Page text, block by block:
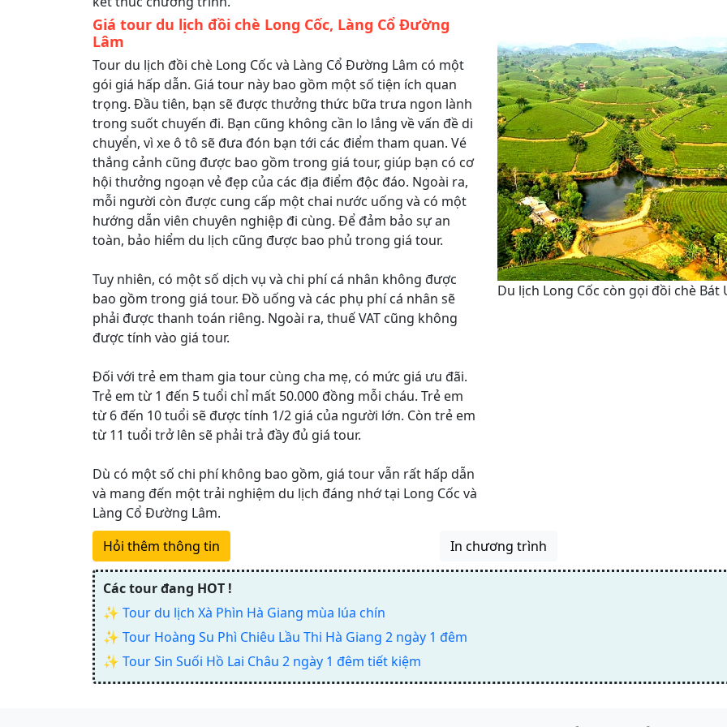
Giá tour du lịch đồi chè Long Cốc, Làng Cổ Đường
Lâm
Tour du lịch đồi chè Long Cốc và Làng Cổ Đường Lâm có một
gói giá hấp dẫn. Giá tour này bao gồm một số tiện ích quan
trọng. Đầu tiên, bạn sẽ được thưởng thức bữa trưa ngon lành
trong suốt chuyến đi. Bạn cũng không cần lo lắng về vấn đề di
chuyển, vì xe ô tô sẽ đưa đón bạn tới các điểm tham quan. Vé
thắng cảnh cũng được bao gồm trong giá tour, giúp bạn có cơ
hội thưởng ngoạn vẻ đẹp của các địa điểm độc đáo. Ngoài ra,
mỗi người còn được cung cấp một chai nước uống và có một
hướng dẫn viên chuyên nghiệp đi cùng. Để đảm bảo sự an
toàn, bảo hiểm du lịch cũng được bao phủ trong giá tour.
Tuy nhiên, có một số dịch vụ và chi phí cá nhân không được
bao gồm trong giá tour. Đồ uống và các phụ phí cá nhân sẽ
phải được thanh toán riêng. Ngoài ra, thuế VAT cũng không
được tính vào giá tour.
Đối với trẻ em tham gia tour cùng cha mẹ, có mức giá ưu đãi.
Trẻ em từ 1 đến 5 tuổi chỉ mất 50.000 đồng mỗi cháu. Trẻ em
từ 6 đến 10 tuổi sẽ được tính 1/2 giá của người lớn. Còn trẻ em
từ 11 tuổi trở lên sẽ phải trả đầy đủ giá tour.
Dù có một số chi phí không bao gồm, giá tour vẫn rất hấp dẫn
và mang đến một trải nghiệm du lịch đáng nhớ tại Long Cốc và
Làng Cổ Đường Lâm.
Du lịch Long Cốc còn gọi đồi chè Bát
Hỏi thêm thông tin In chương trình
Các tour đang HOT !
✨ Tour du lịch Xà Phìn Hà Giang mùa lúa chín
✨ Tour Hoàng Su Phì Chiêu Lầu Thi Hà Giang 2 ngày 1 đêm
✨ Tour Sin Suối Hồ Lai Châu 2 ngày 1 đêm tiết kiệm